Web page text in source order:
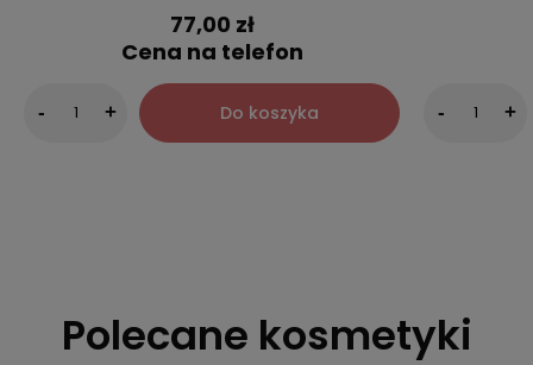
77,00 zł
Cena na telefon
- + Do koszyka - +
Polecane kosmetyki